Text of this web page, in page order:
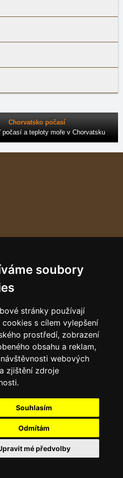
soubory
stránky používají
cookies s cílem vylepšení
prostředí, zobrazení
obsahu a reklam,
webových
zjištění zdroje
Souhlasím
Odmítám
mé předvolby
Chorvatsko počasí
počasí a teploty moře v Chorvatsku
a pobřeží- Copyright © 2011-2026